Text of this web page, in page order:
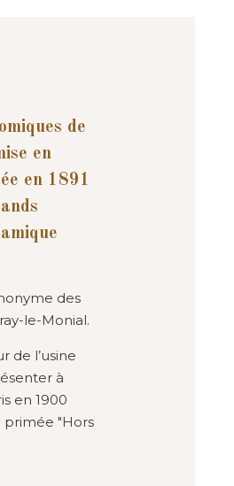
de
en
en 1891
des
le-Monial.
de l’usine
à
en 1900
primée "Hors